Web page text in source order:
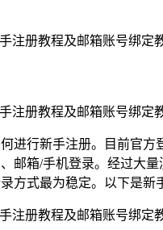
进行新手注册。目前官方
邮箱/手机登录。经过大量
方式最为稳定。以下是新